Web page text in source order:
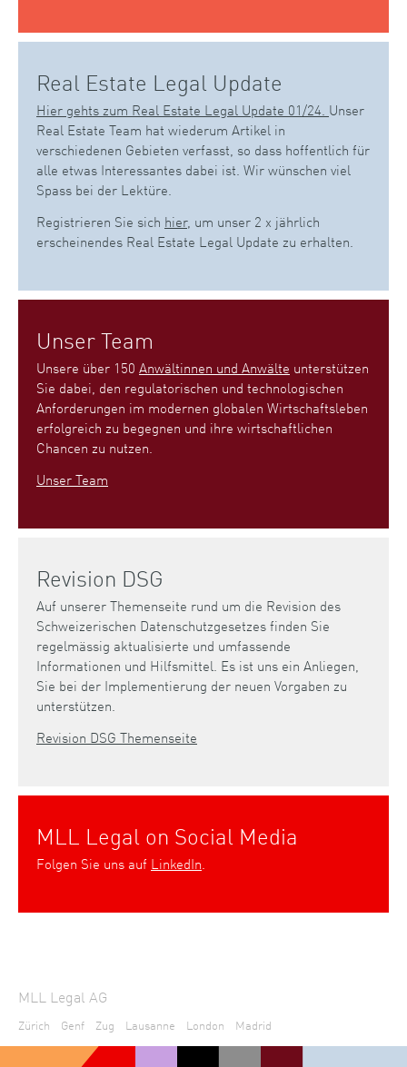
Real Estate Legal Update
Hier gehts zum Real Estate Legal Update 01/24. Unser
Real Estate Team hat wiederum Artikel in
verschiedenen Gebieten verfasst, so dass hoffentlich für
alle etwas Interessantes dabei ist. Wir wünschen viel
Spass bei der Lektüre.
Registrieren Sie sich hier, um unser 2 x jährlich
erscheinendes Real Estate Legal Update zu erhalten.
Unser Team
Unsere über 150 Anwältinnen und Anwälte unterstützen
Sie dabei, den regulatorischen und technologischen
Anforderungen im modernen globalen Wirtschaftsleben
erfolgreich zu begegnen und ihre wirtschaftlichen
Chancen zu nutzen.
Unser Team
Revision DSG
Auf unserer Themenseite rund um die Revision des
Schweizerischen Datenschutzgesetzes finden Sie
regelmässig aktualisierte und umfassende
Informationen und Hilfsmittel. Es ist uns ein Anliegen,
Sie bei der Implementierung der neuen Vorgaben zu
unterstützen.
Revision DSG Themenseite
MLL Legal on Social Media
Folgen Sie uns auf LinkedIn.
MLL Legal AG
Zürich Genf Zug Lausanne London Madrid